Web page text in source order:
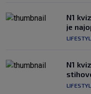
N1
je
N1